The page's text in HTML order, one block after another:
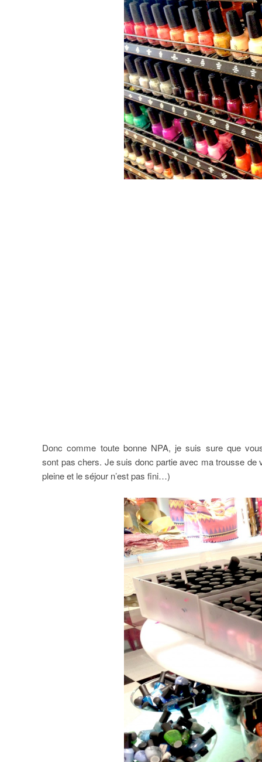
Donc comme toute bonne NPA, je suis sure que
sont pas chers. Je suis donc partie avec ma trousse de
pleine et le séjour n’est pas fini…)